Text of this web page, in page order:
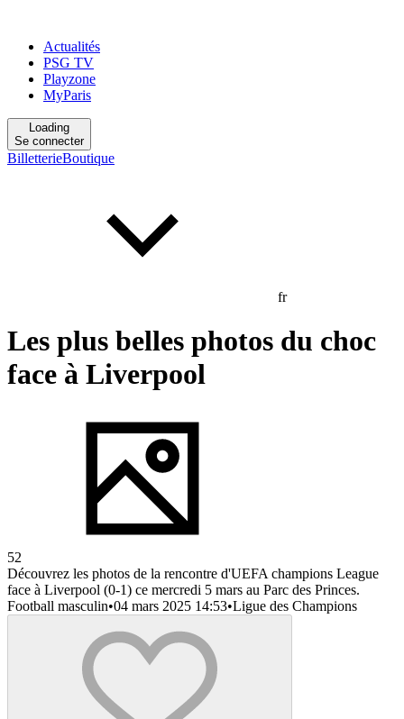
Actualités
PSG TV
Playzone
MyParis
Loading
Se connecter
BilletterieBoutique
fr
Les plus belles photos du choc
face à Liverpool
52
Découvrez les photos de la rencontre d'UEFA champions League
face à Liverpool (0-1) ce mercredi 5 mars au Parc des Princes.
Football masculin•04 mars 2025 14:53•Ligue des Champions